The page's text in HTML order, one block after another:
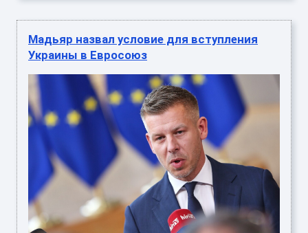
Мадьяр назвал условие для вступления
Украины в Евросоюз